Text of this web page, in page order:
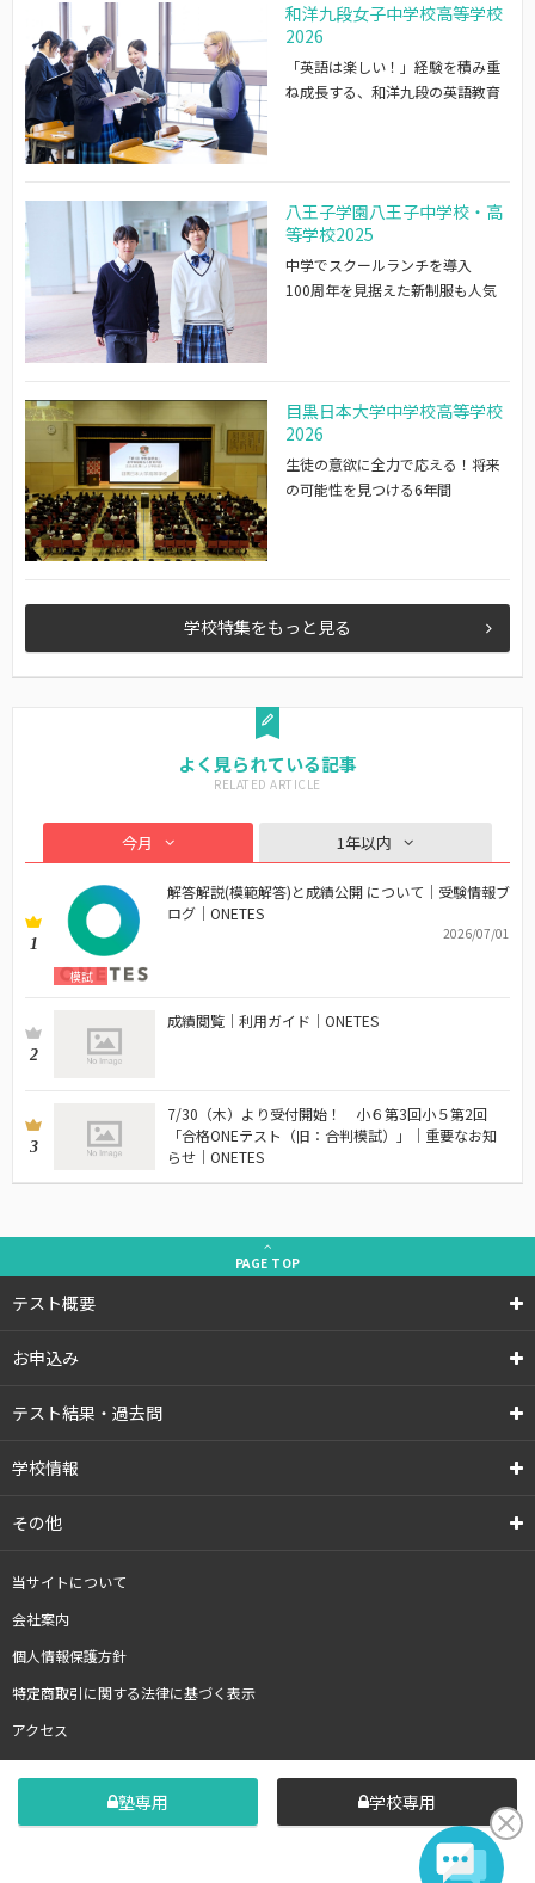
和洋九段女子中学校高等学校
2026
「英語は楽しい！」経験を積み重
ね成長する、和洋九段の英語教育
八王子学園八王子中学校・高
等学校2025
中学でスクールランチを導入
100周年を見据えた新制服も人気
目黒日本大学中学校高等学校
2026
生徒の意欲に全力で応える！将来
の可能性を見つける6年間
学校特集をもっと見る
よく見られている記事
今月 1年以内
1
模試
解答解説(模範解答)と成績公開 について｜受験情報ブ
ログ｜ONETES
2026/07/01
2
成績閲覧｜利用ガイド｜ONETES
3
7/30（木）より受付開始！ 小６第3回小５第2回
「合格ONEテスト（旧：合判模試）」｜重要なお知
らせ｜ONETES
PAGE TOP
テスト概要
お申込み
テスト結果・過去問
学校情報
その他
当サイトについて
会社案内
個人情報保護方針
特定商取引に関する法律に基づく表示
アクセス
塾専用 学校専用